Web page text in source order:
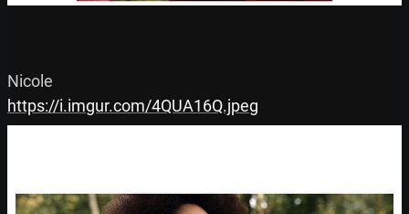
https://i.imgur.com/4QUA16Q.jpeg